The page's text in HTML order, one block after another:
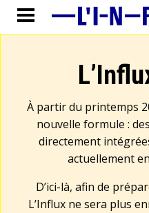
À partir du printemps
nouvelle formule :
directement
actuellement
D’ici-là, afin de
L’Influx ne sera plus